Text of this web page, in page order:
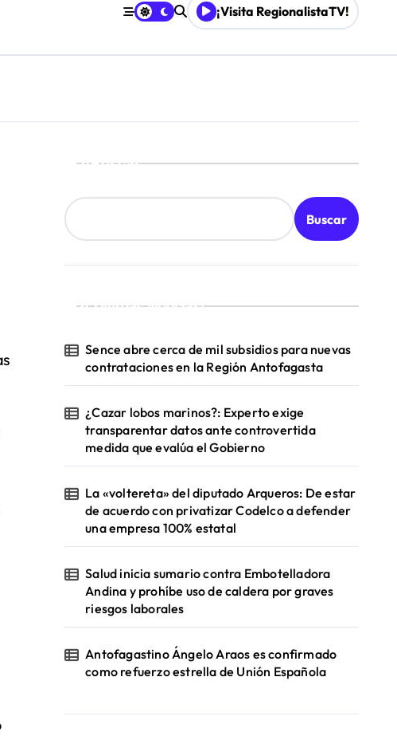
¡Visita RegionalistaTV!
Buscar
Buscar
¡Ultimas Noticias!
Sence abre cerca de mil subsidios para nuevas
contrataciones en la Región Antofagasta
¿Cazar lobos marinos?: Experto exige
transparentar datos ante controvertida
medida que evalúa el Gobierno
La «voltereta» del diputado Arqueros: De estar
de acuerdo con privatizar Codelco a defender
una empresa 100% estatal
Salud inicia sumario contra Embotelladora
Andina y prohíbe uso de caldera por graves
riesgos laborales
Antofagastino Ángelo Araos es confirmado
como refuerzo estrella de Unión Española